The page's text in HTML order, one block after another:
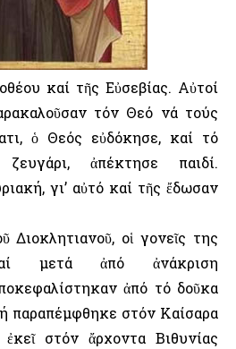
καί τῆς Εὐσεβίας. Αὐτοί
τόν Θεό νά τούς
ὁ Θεός εὐδόκησε, καί τό
ζευγάρι, ἀπέκτησε παιδί.
γι’ αὐτό καί τῆς ἔδωσαν
οἱ γονεῖς της
μετά ἀπό ἀνάκριση
ἀπό τό δοῦκα
παραπέμφθηκε στόν Καίσαρα
στόν ἄρχοντα Βιθυνίας